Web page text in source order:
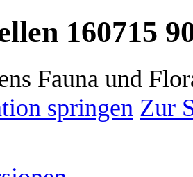
160715
Fauna und
springen Zur